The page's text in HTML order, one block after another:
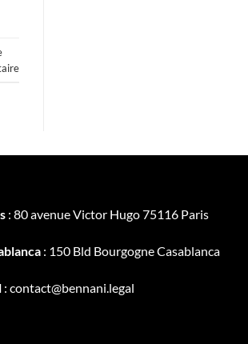
: 80 avenue Victor Hugo 75116 Paris
: 150 Bld Bourgogne Casablanca
: contact@bennani.legal